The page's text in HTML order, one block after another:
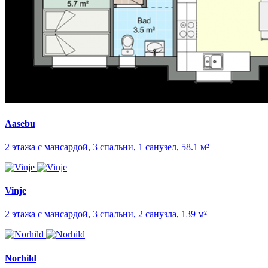
Aasebu
2 этажа с мансардой, 3 спальни, 1 санузел, 58.1 м²
Vinje
2 этажа с мансардой, 3 спальни, 2 санузла, 139 м²
Norhild